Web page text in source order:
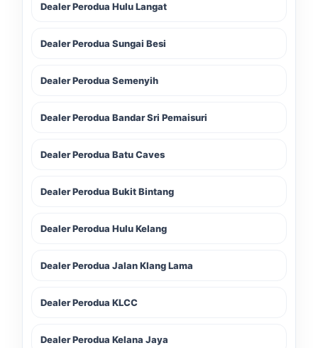
Dealer Perodua Hulu Langat
Dealer Perodua Sungai Besi
Dealer Perodua Semenyih
Dealer Perodua Bandar Sri Pemaisuri
Dealer Perodua Batu Caves
Dealer Perodua Bukit Bintang
Dealer Perodua Hulu Kelang
Dealer Perodua Jalan Klang Lama
Dealer Perodua KLCC
Dealer Perodua Kelana Jaya